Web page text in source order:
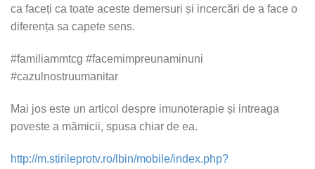
ca faceți ca toate aceste demersuri și incercări de a face o
diferența sa capete sens. ️️️
#familiammtcg #facemimpreunaminuni
#cazulnostruumanitar
Mai jos este un articol despre imunoterapie și intreaga
poveste a mămicii, spusa chiar de ea.
http://m.stirileprotv.ro/lbin/mobile/index.php?